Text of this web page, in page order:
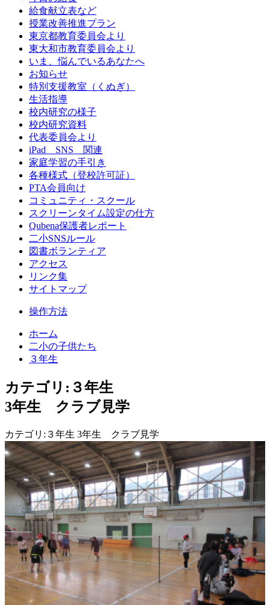
給食献立表など
授業改善推進プラン
東京都教育委員会より
東大和市教育委員会より
いま、悩んでいるあなたへ
お知らせ
特別支援教室（くぬぎ）
生活指導
校内研究の様子
校内研究資料
代表委員会より
iPad SNS 関連
家庭学習の手引き
各種様式（登校許可証）
PTA会員向け
コミュニティ・スクール
スクリーンタイム設定の仕方
Qubena保護者レポート
二小SNSルール
図書ボランティア
アクセス
リンク集
サイトマップ
操作方法
ホーム
二小の子供たち
３年生
カテゴリ:３年生
3年生 クラブ見学
カテゴリ:３年生 3年生 クラブ見学